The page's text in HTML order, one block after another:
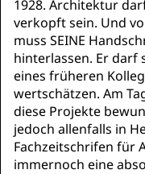
1928. Architektur
verkopft sein. Und
muss SEINE
hinterlassen. Er darf
eines früheren
wertschätzen. Am
diese Projekte
jedoch allenfalls in
Fachzeitschrifen für
immernoch eine